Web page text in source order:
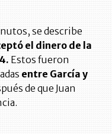
se describe
el dinero de la
Estos fueron
entre García y
de que Juan